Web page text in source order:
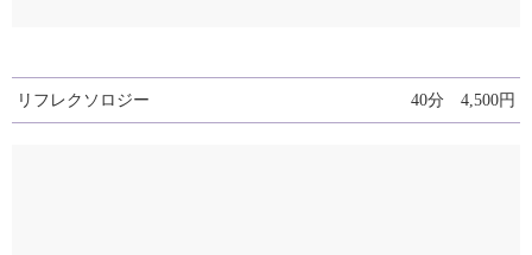
リフレクソロジー 40分 4,500円